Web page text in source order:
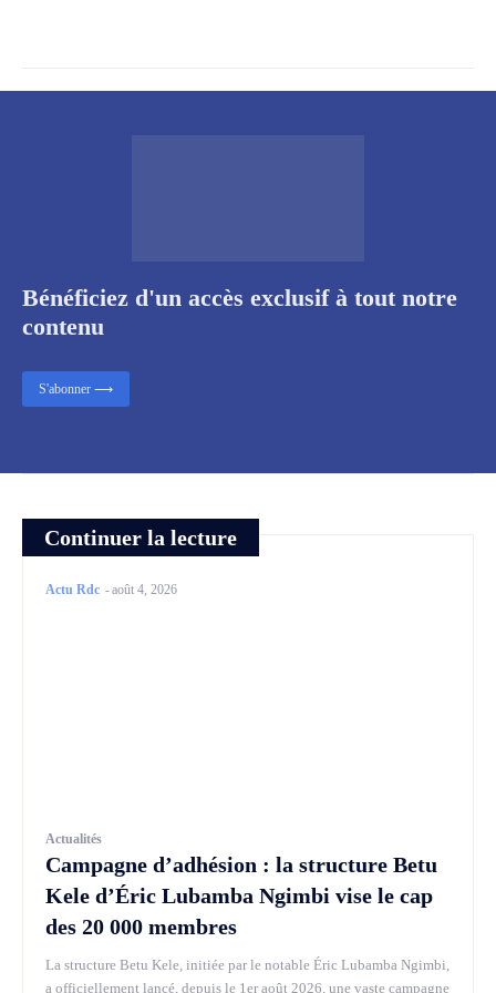
Continuer la lecture
Actu Rdc -août 4, 2026
Actualités
Campagne d’adhésion : la structure Betu
Kele d’Éric Lubamba Ngimbi vise le cap
des 20 000 membres
La structure Betu Kele, initiée par le notable Éric Lubamba Ngimbi,
a officiellement lancé, depuis le 1er août 2026, une vaste campagne
Bénéficiez d'un accès exclusif à tout notre
contenu
S'abonner ⟶